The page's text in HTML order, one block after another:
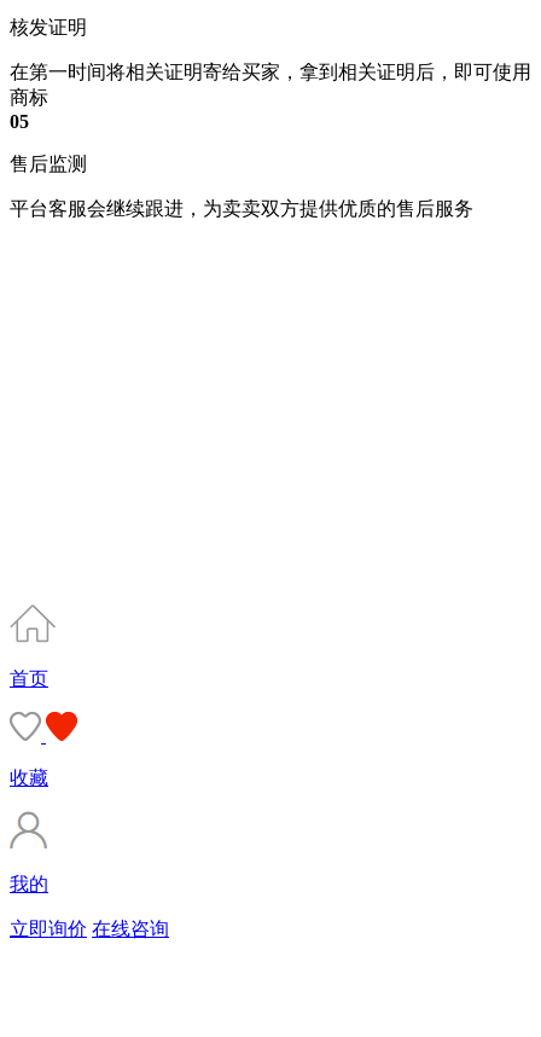
核发证明
在第一时间将相关证明寄给买家，拿到相关证明后，即可使用
商标
05
售后监测
平台客服会继续跟进，为卖卖双方提供优质的售后服务
首页
收藏
我的
立即询价 在线咨询